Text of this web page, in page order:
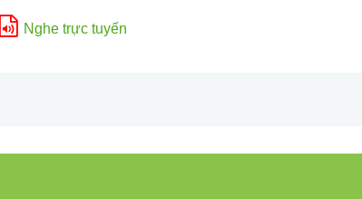
Nghe trực tuyến